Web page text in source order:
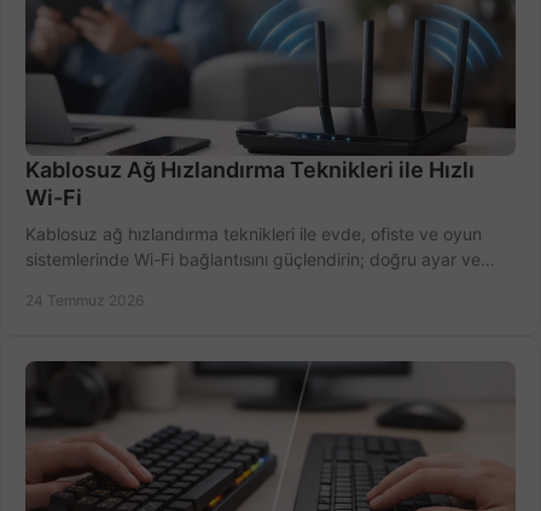
Kablosuz Ağ Hızlandırma Teknikleri ile Hızlı
Wi-Fi
Kablosuz ağ hızlandırma teknikleri ile evde, ofiste ve oyun
sistemlerinde Wi-Fi bağlantısını güçlendirin; doğru ayar ve
24 Temmuz 2026